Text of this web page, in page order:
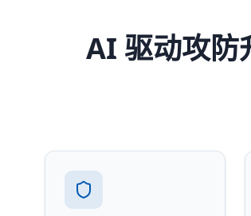
AI 驱动攻防